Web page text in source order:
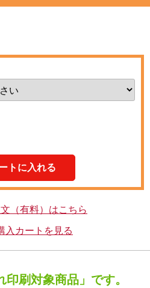
（有料）はこちら
入カートを見る
刷対象商品」です。